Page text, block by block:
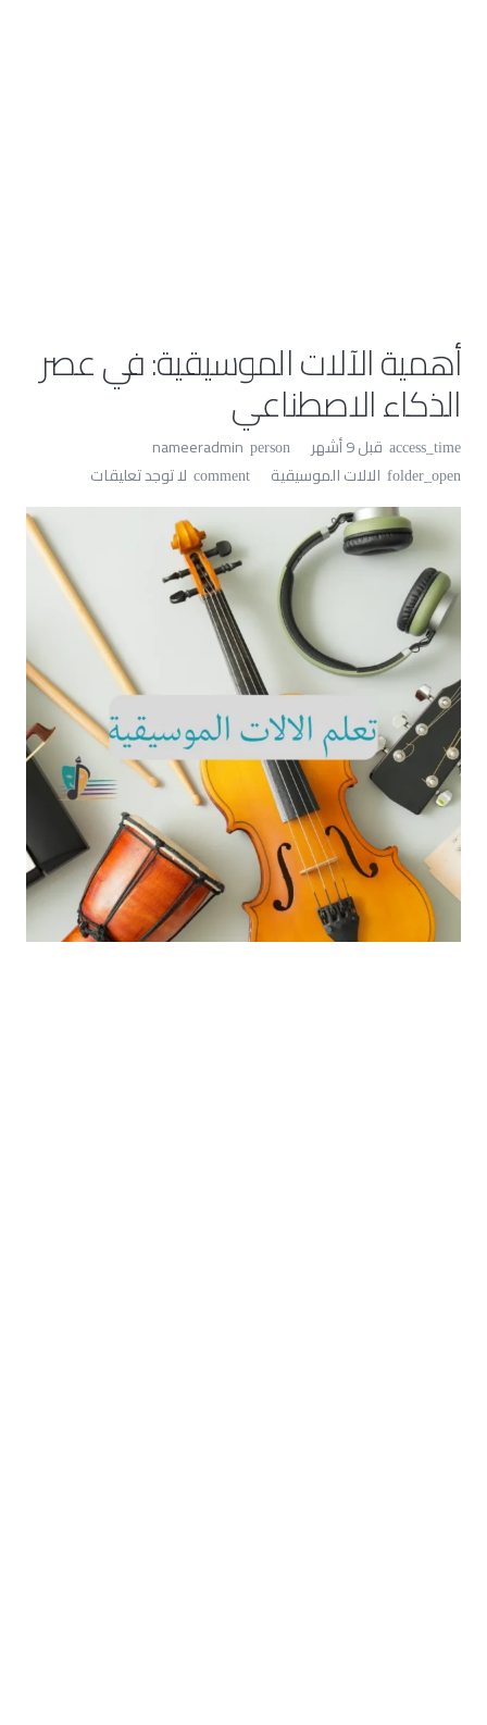
أهمية الآلات الموسيقية: في عصر
الذكاء الاصطناعي
access_time قبل 9 أشهر person
nameeradmin
folder_open الالات الموسيقية comment لا توجد تعليقات